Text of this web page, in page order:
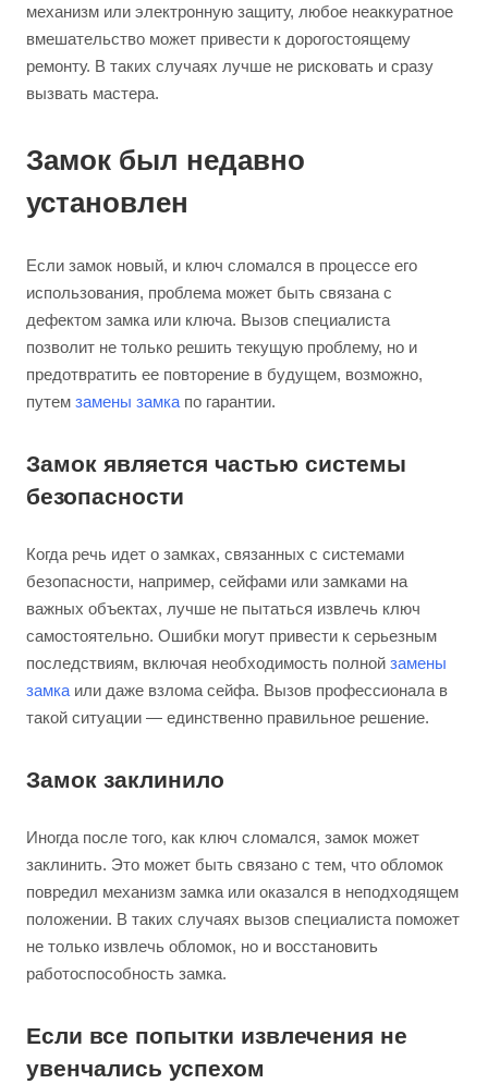
механизм или электронную защиту, любое неаккуратное
вмешательство может привести к дорогостоящему
ремонту. В таких случаях лучше не рисковать и сразу
вызвать мастера.
Замок был недавно
установлен
Если замок новый, и ключ сломался в процессе его
использования, проблема может быть связана с
дефектом замка или ключа. Вызов специалиста
позволит не только решить текущую проблему, но и
предотвратить ее повторение в будущем, возможно,
путем замены замка по гарантии.
Замок является частью системы
безопасности
Когда речь идет о замках, связанных с системами
безопасности, например, сейфами или замками на
важных объектах, лучше не пытаться извлечь ключ
самостоятельно. Ошибки могут привести к серьезным
последствиям, включая необходимость полной замены
замка или даже взлома сейфа. Вызов профессионала в
такой ситуации — единственно правильное решение.
Замок заклинило
Иногда после того, как ключ сломался, замок может
заклинить. Это может быть связано с тем, что обломок
повредил механизм замка или оказался в неподходящем
положении. В таких случаях вызов специалиста поможет
не только извлечь обломок, но и восстановить
работоспособность замка.
Если все попытки извлечения не
увенчались успехом